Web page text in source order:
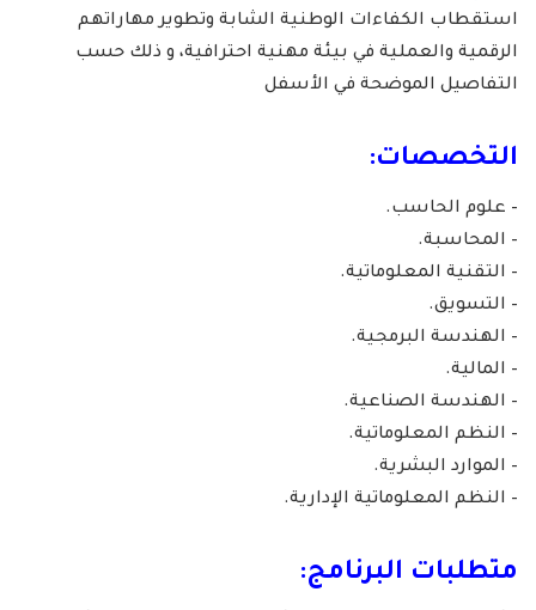
استقطاب الكفاءات الوطنية الشابة وتطوير مهاراتهم
الرقمية والعملية في بيئة مهنية احترافية، و ذلك حسب
التفاصيل الموضحة في الأسفل
التخصصات:
– علوم الحاسب.
– المحاسبة.
– التقنية المعلوماتية.
– التسويق.
– الهندسة البرمجية.
– المالية.
– الهندسة الصناعية.
– النظم المعلوماتية.
– الموارد البشرية.
– النظم المعلوماتية الإدارية.
متطلبات البرنامج: